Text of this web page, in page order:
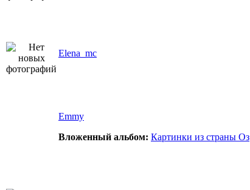
Elena_mc
Emmy
Вложенный альбом: Картинки из страны Оз